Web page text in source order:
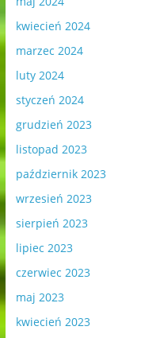
kwiecień 2024
marzec 2024
luty 2024
styczeń 2024
grudzień 2023
listopad 2023
październik 2023
wrzesień 2023
sierpień 2023
lipiec 2023
czerwiec 2023
maj 2023
kwiecień 2023